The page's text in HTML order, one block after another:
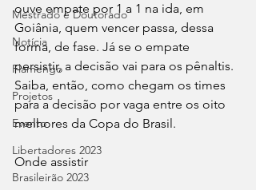
Mestrado e Doutorado
Notícia
Flamengo
Projetos
Evento
Libertadores 2023
Brasileirão 2023
ouve empate por 1 a 1 na ida, em
Goiânia, quem vencer passa, dessa
forma, de fase. Já se o empate
persistir, a decisão vai para os pênaltis.
Saiba, então, como chegam os times
para a decisão por vaga entre os oito
melhores da Copa do Brasil.
Onde assistir